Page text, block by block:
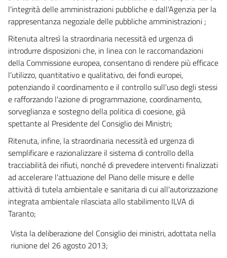
l'integrità delle amministrazioni pubbliche e dall'Agenzia per la
rappresentanza negoziale delle pubbliche amministrazioni ;
Ritenuta altresì la straordinaria necessità ed urgenza di
introdurre disposizioni che, in linea con le raccomandazioni
della Commissione europea, consentano di rendere più efficace
l'utilizzo, quantitativo e qualitativo, dei fondi europei,
potenziando il coordinamento e il controllo sull'uso degli stessi
e rafforzando l'azione di programmazione, coordinamento,
sorveglianza e sostegno della politica di coesione, già
spettante al Presidente del Consiglio dei Ministri;
Ritenuta, infine, la straordinaria necessità ed urgenza di
semplificare e razionalizzare il sistema di controllo della
tracciabilità dei rifiuti, nonché di prevedere interventi finalizzati
ad accelerare l'attuazione del Piano delle misure e delle
attività di tutela ambientale e sanitaria di cui all'autorizzazione
integrata ambientale rilasciata allo stabilimento ILVA di
Taranto;
Vista la deliberazione del Consiglio dei ministri, adottata nella
riunione del 26 agosto 2013;